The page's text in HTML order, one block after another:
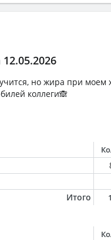
но жира при моем
коллеги🙈
Итого